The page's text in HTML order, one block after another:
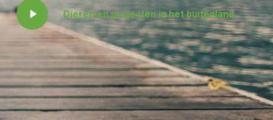
Play
Video
Dieren en projecten in het buitenland